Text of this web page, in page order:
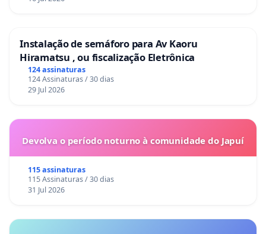
Instalação de semáforo para Av Kaoru
Hiramatsu , ou fiscalização Eletrônica
124 assinaturas
124 Assinaturas / 30 dias
29 Jul 2026
Devolva o período noturno à comunidade do Japuí
115 assinaturas
115 Assinaturas / 30 dias
31 Jul 2026